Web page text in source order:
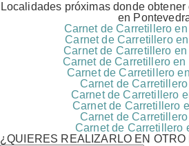
Localidades próximas donde
en
Carnet de Carretillero
Carnet de Carretillero
Carnet de Carretillero
Carnet de Carretillero en
Carnet de Carretillero
Carnet de
Carnet de Carretillero
Carnet de Carretillero
Carnet de
Carnet de Carretillero
¿QUIERES REALIZARLO EN OTRO